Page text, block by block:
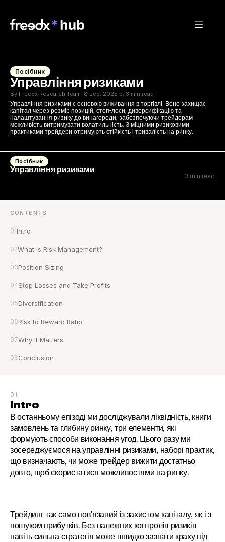
Посібник
Управління ризиками
By Freedx Research Team ·8 вер. 2025 р.·3 min read
Управління ризиками є основою виживання в торгівлі. Воно захищає
капітал через розмір позицій, стоп-лоси, диверсифікацію та
налаштування ризику до винагороди, забезпечуючи трейдерам
можливість витримувати волатильність. З міцними ризиковими
практиками трейдери отримують стійкість і тривалість на ринку.
Посібник
Управління ризиками
3 min read
CONTENTS
01Intro
02What Is Risk Management?
03Position Sizing
04Stop Losses and Take Profits
05Diversification
06Risk to Reward Ratio
07Why It Matters
08Conclusion
01
Intro
В останньому епізоді ми досліджували ліквідність, книги
замовлень та глибину ринку, три елементи, які
формують способи виконання угод. Цього разу ми
зосереджуємося на управлінні ризиками, наборі практик,
що визначають, чи може трейдер вижити достатньо
довго, щоб скористатися можливостями на ринку.
Трейдинг так само пов'язаний із захистом капіталу, як і з
пошуком прибутків. Без належних контролів ризиків
навіть сильна стратегія може швидко зазнати краху під